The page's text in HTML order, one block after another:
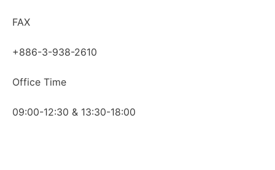
FAX
+886-3-938-2610
Office Time
09:00-12:30 & 13:30-18:00